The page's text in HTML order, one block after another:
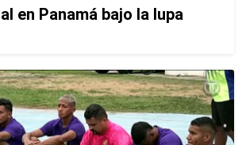
en Panamá bajo la lupa